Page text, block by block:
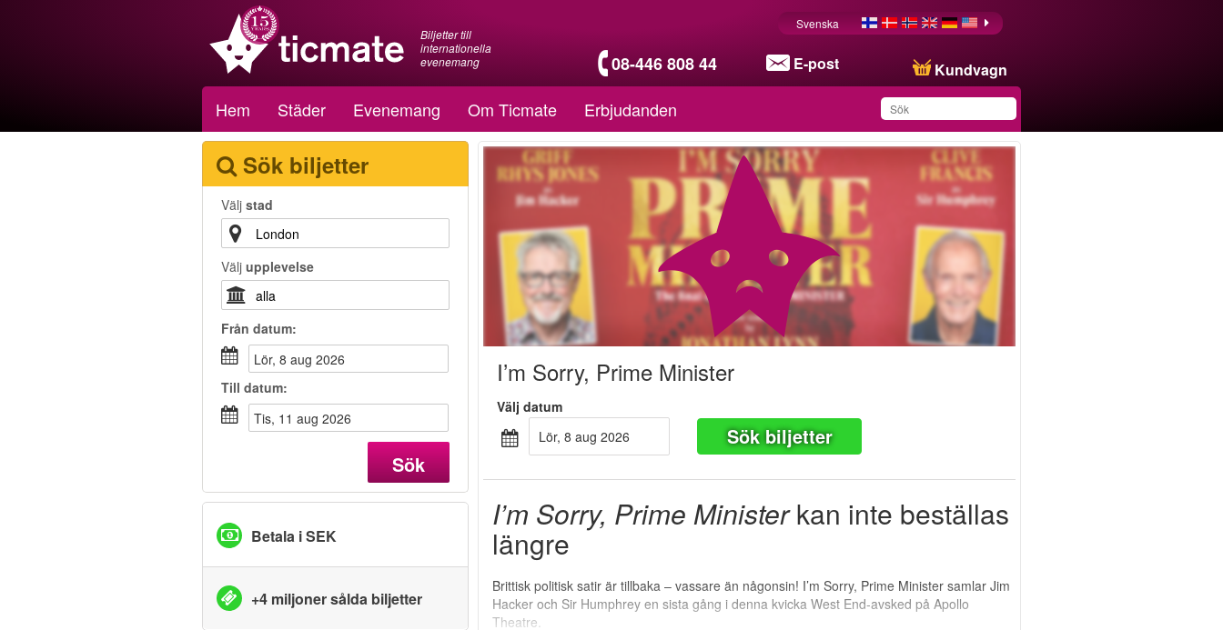
Biljetter till
internationella
evenemang
08-446 808 44 E-post Kundvagn
Svenska
Hem Städer Evenemang Om Ticmate Erbjudanden
Du har sparat produkten
i din lista
Sök biljetter
Välj stad
Välj upplevelse
Från datum:
lör, 8 aug 2026
Till datum:
tis, 11 aug 2026
Sök
Betala i SEK
+4 miljoner sålda biljetter
I’m Sorry, Prime Minister
Välj datum
lör, 8 aug 2026
Sök biljetter
I’m Sorry, Prime Ministerkan inte beställas
längre
Brittisk politisk satir är tillbaka – vassare än någonsin! I’m Sorry, Prime Minister samlar Jim
Hacker och Sir Humphrey en sista gång i denna kvicka West End-avsked på Apollo
Theatre.